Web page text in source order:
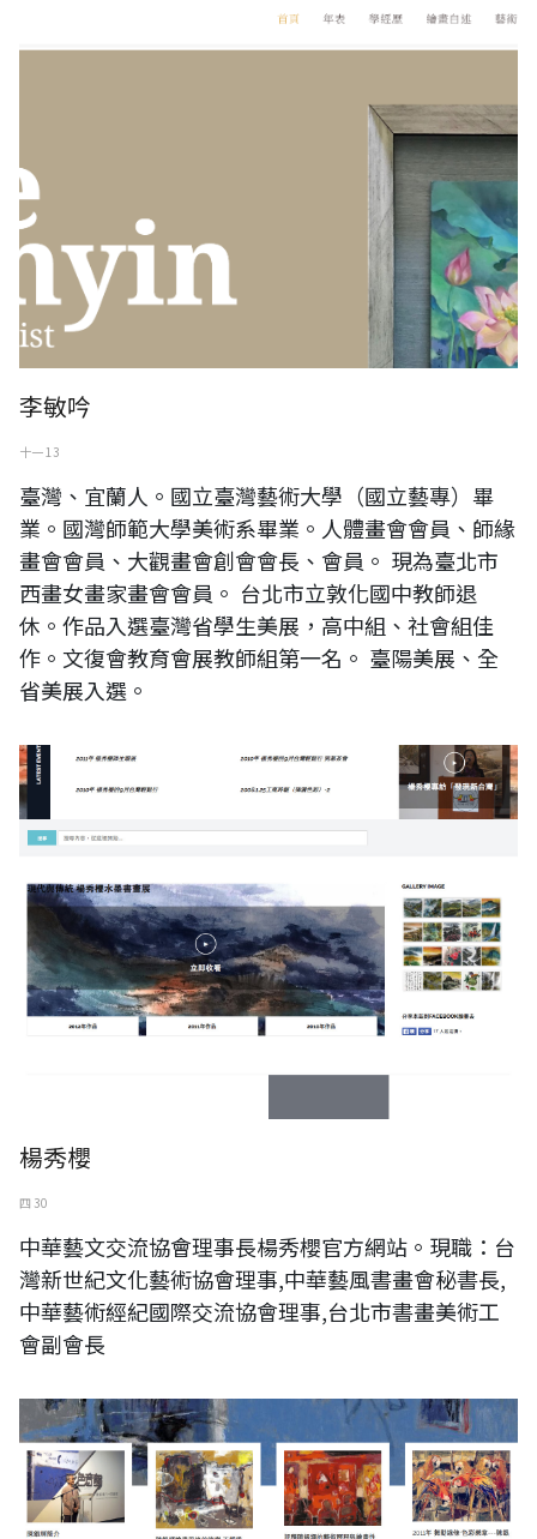
李敏吟
十一 13
臺灣、宜蘭人。國立臺灣藝術大學（國立藝專）畢
業。國灣師範大學美術系畢業。人體畫會會員、師緣
畫會會員、大觀畫會創會會長、會員。 現為臺北市
西畫女畫家畫會會員。 台北市立敦化國中教師退
休。作品入選臺灣省學生美展，高中組、社會組佳
作。文復會教育會展教師組第一名。 臺陽美展、全
省美展入選。
楊秀櫻
四 30
中華藝文交流協會理事長楊秀櫻官方網站。現職：台
灣新世紀文化藝術協會理事,中華藝風書畫會秘書長,
中華藝術經紀國際交流協會理事,台北市書畫美術工
會副會長